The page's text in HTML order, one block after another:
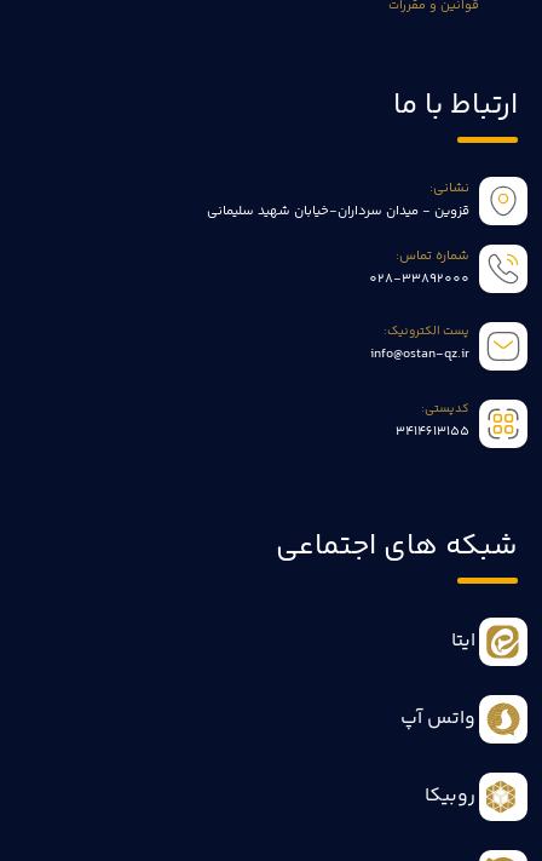
قوانین و مقررات
ارتباط با ما
نشانی:
قزوین - میدان سرداران-خیابان شهید سلیمانی
شماره تماس:
028-33892000
پست الکترونیک:
info@ostan-qz.ir
کدپستی:
3414613155
شبکه های اجتماعی
ایتا
واتس آپ
روبیکا